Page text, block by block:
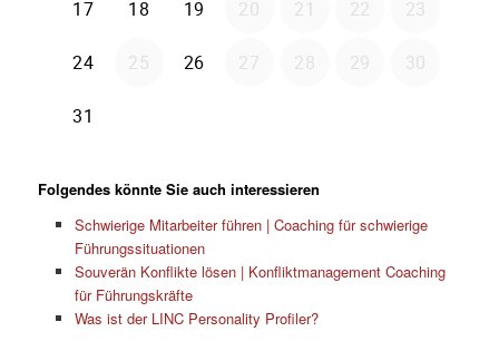
Folgendes könnte Sie auch interessieren
Schwierige Mitarbeiter führen | Coaching für schwierige
Führungssituationen
Souverän Konflikte lösen | Konfliktmanagement Coaching
für Führungskräfte
Was ist der LINC Personality Profiler?